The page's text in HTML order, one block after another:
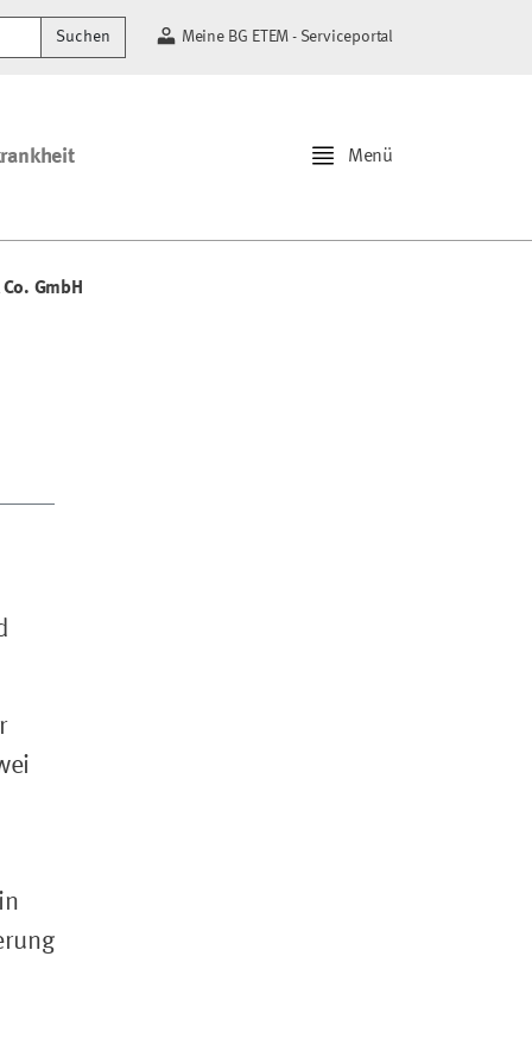
Suchen Meine BG ETEM - Serviceportal
Menü
GmbH